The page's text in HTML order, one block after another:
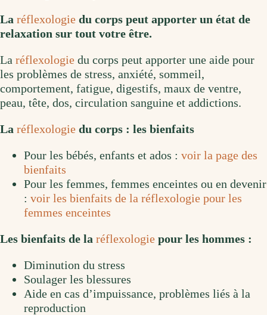
La réflexologie du corps peut apporter un état de
relaxation sur tout votre être.
La réflexologie du corps peut apporter une aide pour
les problèmes de stress, anxiété, sommeil,
comportement, fatigue, digestifs, maux de ventre,
peau, tête, dos, circulation sanguine et addictions.
La réflexologie du corps : les bienfaits
Pour les bébés, enfants et ados : voir la page des
bienfaits
Pour les femmes, femmes enceintes ou en devenir
: voir les bienfaits de la réflexologie pour les
femmes enceintes
Les bienfaits de la réflexologie pour les hommes :
Diminution du stress
Soulager les blessures
Aide en cas d’impuissance, problèmes liés à la
reproduction